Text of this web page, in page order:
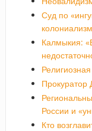
Суд по
Калмыкия:
Прокуратор
России и
Кто